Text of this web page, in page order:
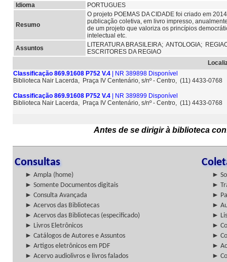
Idioma
PORTUGUES
Resumo
O projeto POEMAS DA CIDADE foi criado em
publicação coletiva, em livro impresso,
de um projeto que valoriza os princípios
intelectual etc.
Assuntos
LITERATURA BRASILEIRA; ANTOLOGIA;
ESCRITORES DA REGIAO
Classificação 869.91608 P752 V.4 | NR 389898 Disponível
Biblioteca Nair Lacerda, Praça IV Centenário, s/nº - Centro, (11) 4433-0768
Classificação 869.91608 P752 V.4 | NR 389899 Disponível
Biblioteca Nair Lacerda, Praça IV Centenário, s/nº - Centro, (11) 4433-0768
Antes de se dirigir à biblioteca
Consultas
► Ampla (home)
►
► Somente Documentos digitais
►
► Consulta Avançada
►
► Acervos das Bibliotecas
►
► Acervos das Bibliotecas (especificado)
►
► Livros Eletrônicos
►
► Catálogos de Autores e Assuntos
►
► Artigos eletrônicos em PDF
►
► Acervo audiolivros e livros falados
►